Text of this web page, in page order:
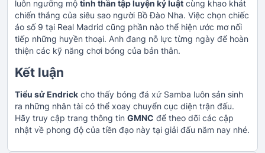
luôn ngưỡng mộ tinh thần tập luyện kỷ luật cùng khao khát
chiến thắng của siêu sao người Bồ Đào Nha. Việc chọn chiếc
áo số 9 tại Real Madrid cũng phần nào thể hiện ước mơ nối
tiếp những huyền thoại. Anh đang nỗ lực từng ngày để hoàn
thiện các kỹ năng chơi bóng của bản thân.
Kết luận
Tiểu sử Endrick cho thấy bóng đá xứ Samba luôn sản sinh
ra những nhân tài có thể xoay chuyển cục diện trận đấu.
Hãy truy cập trang thông tin GMNC để theo dõi các cập
nhật về phong độ của tiền đạo này tại giải đấu năm nay nhé.